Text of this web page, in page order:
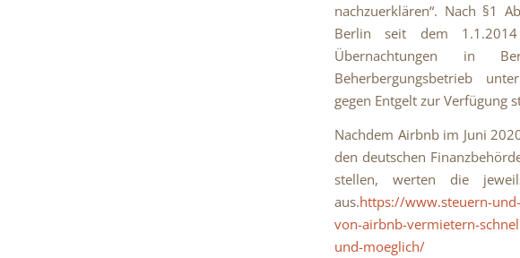
nachzuerklären“. Nach §1
Berlin seit dem
Übernachtungen in
Beherbergungsbetrieb
gegen Entgelt zur Verfügung
Nachdem Airbnb im Juni
den deutschen
stellen, werten die
aus.https://www.steuern-
von-airbnb-vermietern-
und-moeglich/